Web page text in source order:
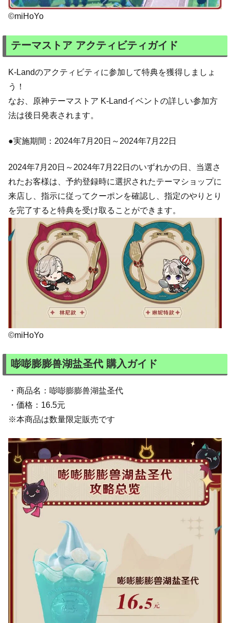
©miHoYo
テーマストア アクティビティガイド
K-Landのアクティビティに参加して特典を獲得しましょ
う！
なお、原神テーマストア K-Landイベントの詳しい参加方
法は後日発表されます。
●実施期間：2024年7月20日～2024年7月22日
2024年7月20日～2024年7月22日のいずれかの日、当選さ
れたお客様は、予約登録時に選択されたテーマショップに
来店し、指示に従ってクーポンを確認し、指定のやりとり
を完了すると特典を受け取ることができます。
©miHoYo
嘭嘭膨膨兽湖盐圣代 購入ガイド
・商品名：嘭嘭膨膨兽湖盐圣代
・価格：16.5元
※本商品は数量限定販売です